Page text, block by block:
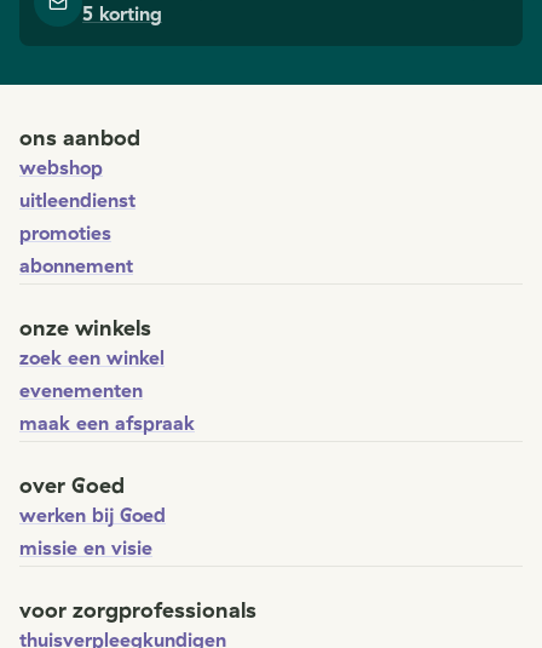
5 korting
ons aanbod
webshop
uitleendienst
promoties
abonnement
onze winkels
zoek een winkel
evenementen
maak een afspraak
over Goed
werken bij Goed
missie en visie
voor zorgprofessionals
thuisverpleegkundigen